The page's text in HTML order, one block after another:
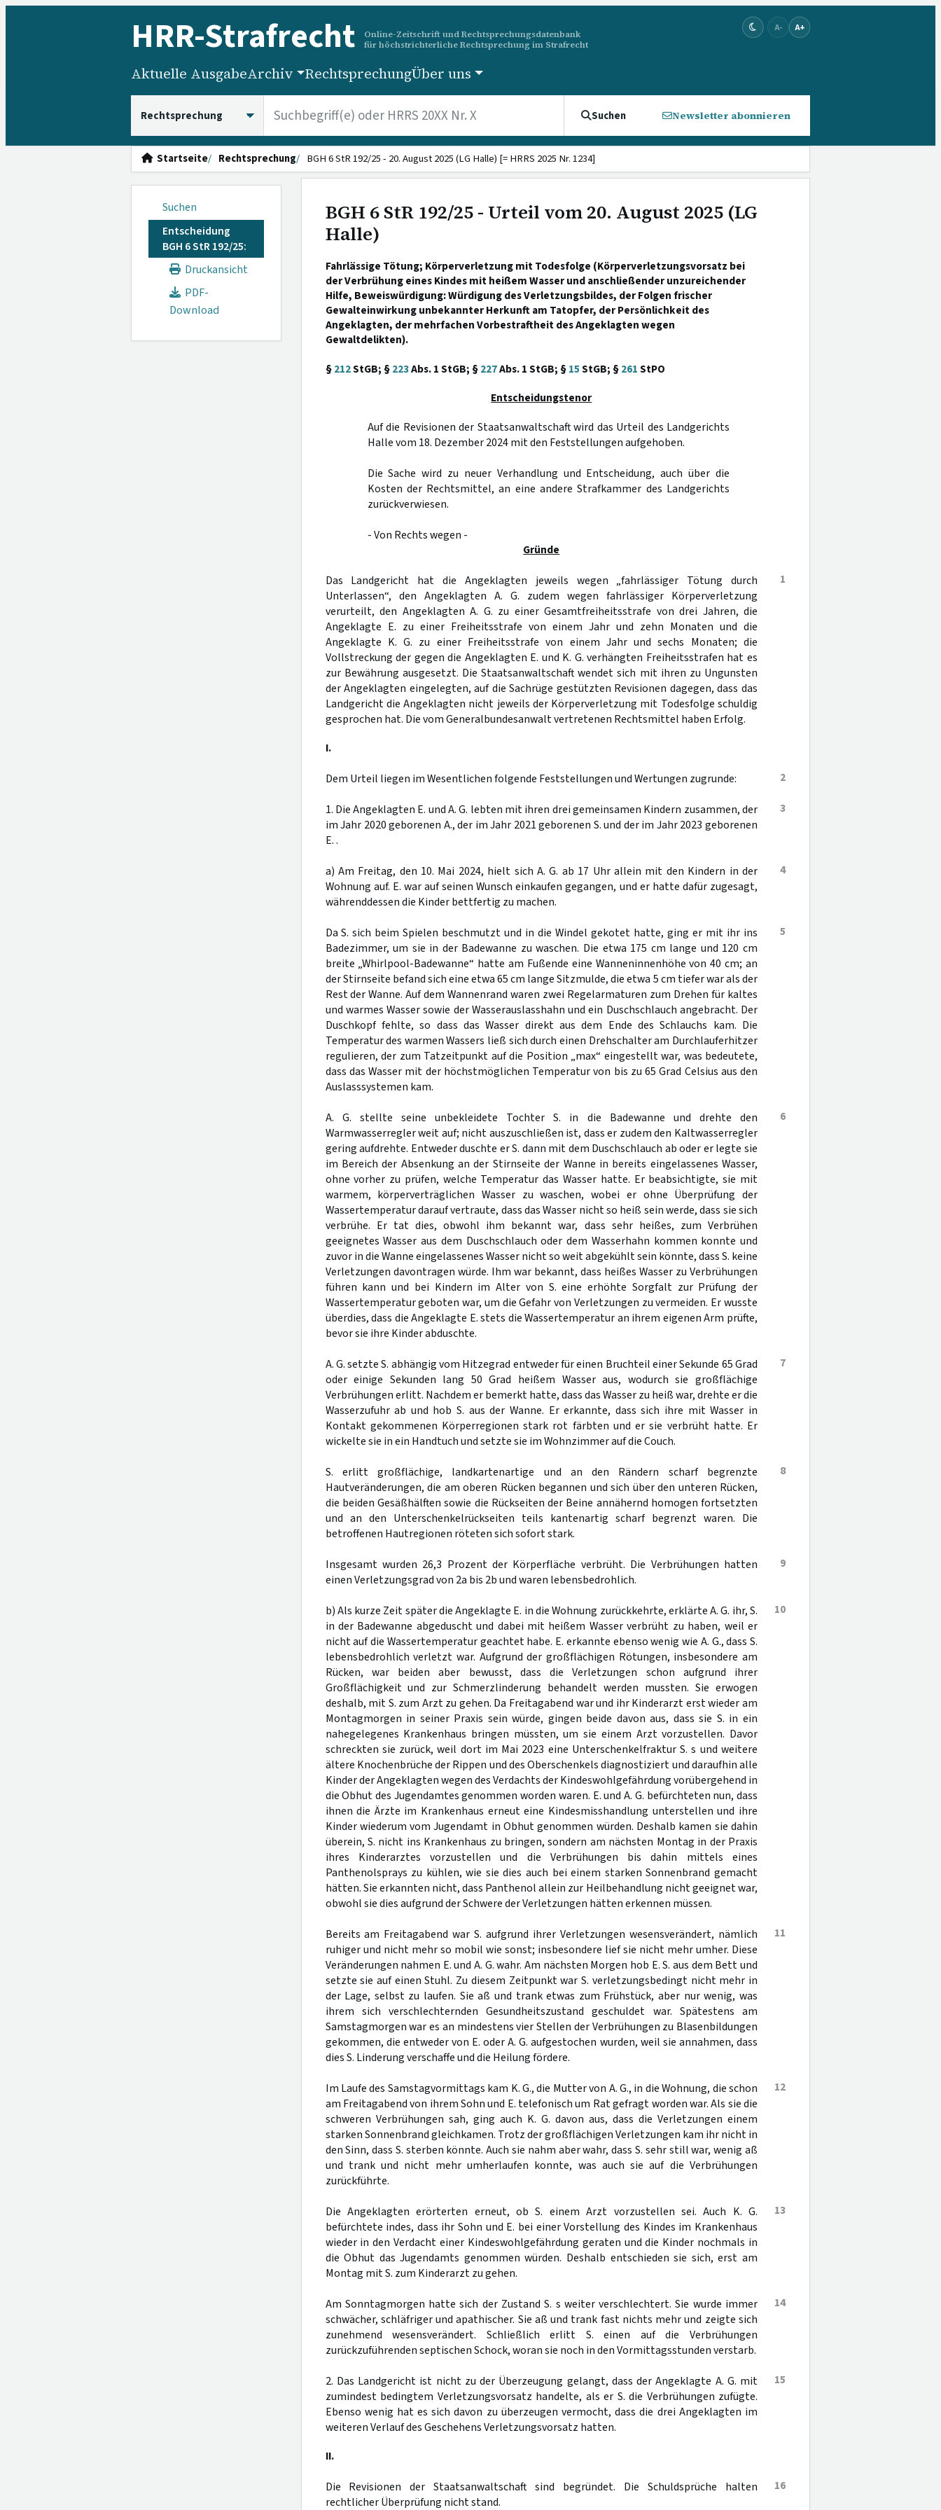
HRR-Strafrecht
Online-Zeitschrift und Rechtsprechungsdatenbank
für höchstrichterliche Rechtsprechung im Strafrecht
A- A+
Aktuelle AusgabeArchiv RechtsprechungÜber uns
Suchen Newsletter abonnieren
Startseite Rechtsprechung BGH 6 StR 192/25 - 20. August 2025 (LG Halle) [= HRRS 2025 Nr. 1234]
Suchen
Entscheidung
BGH 6 StR 192/25:
Druckansicht
PDF-
Download
BGH 6 StR 192/25 - Urteil vom 20. August 2025 (LG
Halle)
Fahrlässige Tötung; Körperverletzung mit Todesfolge (Körperverletzungsvorsatz bei
der Verbrühung eines Kindes mit heißem Wasser und anschließender unzureichender
Hilfe, Beweiswürdigung: Würdigung des Verletzungsbildes, der Folgen frischer
Gewalteinwirkung unbekannter Herkunft am Tatopfer, der Persönlichkeit des
Angeklagten, der mehrfachen Vorbestraftheit des Angeklagten wegen
Gewaltdelikten).
§212StGB; §223Abs. 1 StGB; §227Abs. 1 StGB; §15StGB; §261StPO
Entscheidungstenor
Auf die Revisionen der Staatsanwaltschaft wird das Urteil des Landgerichts
Halle vom 18. Dezember 2024 mit den Feststellungen aufgehoben.
Die Sache wird zu neuer Verhandlung und Entscheidung, auch über die
Kosten der Rechtsmittel, an eine andere Strafkammer des Landgerichts
zurückverwiesen.
- Von Rechts wegen -
Gründe
1
Das Landgericht hat die Angeklagten jeweils wegen „fahrlässiger Tötung durch
Unterlassen“, den Angeklagten A. G. zudem wegen fahrlässiger Körperverletzung
verurteilt, den Angeklagten A. G. zu einer Gesamtfreiheitsstrafe von drei Jahren, die
Angeklagte E. zu einer Freiheitsstrafe von einem Jahr und zehn Monaten und die
Angeklagte K. G. zu einer Freiheitsstrafe von einem Jahr und sechs Monaten; die
Vollstreckung der gegen die Angeklagten E. und K. G. verhängten Freiheitsstrafen hat es
zur Bewährung ausgesetzt. Die Staatsanwaltschaft wendet sich mit ihren zu Ungunsten
der Angeklagten eingelegten, auf die Sachrüge gestützten Revisionen dagegen, dass das
Landgericht die Angeklagten nicht jeweils der Körperverletzung mit Todesfolge schuldig
gesprochen hat. Die vom Generalbundesanwalt vertretenen Rechtsmittel haben Erfolg.
I.
2
Dem Urteil liegen im Wesentlichen folgende Feststellungen und Wertungen zugrunde:
3
1. Die Angeklagten E. und A. G. lebten mit ihren drei gemeinsamen Kindern zusammen, der
im Jahr 2020 geborenen A., der im Jahr 2021 geborenen S. und der im Jahr 2023 geborenen
E. .
4
a) Am Freitag, den 10. Mai 2024, hielt sich A. G. ab 17 Uhr allein mit den Kindern in der
Wohnung auf. E. war auf seinen Wunsch einkaufen gegangen, und er hatte dafür zugesagt,
währenddessen die Kinder bettfertig zu machen.
5
Da S. sich beim Spielen beschmutzt und in die Windel gekotet hatte, ging er mit ihr ins
Badezimmer, um sie in der Badewanne zu waschen. Die etwa 175 cm lange und 120 cm
breite „Whirlpool-Badewanne“ hatte am Fußende eine Wanneninnenhöhe von 40 cm; an
der Stirnseite befand sich eine etwa 65 cm lange Sitzmulde, die etwa 5 cm tiefer war als der
Rest der Wanne. Auf dem Wannenrand waren zwei Regelarmaturen zum Drehen für kaltes
und warmes Wasser sowie der Wasserauslasshahn und ein Duschschlauch angebracht. Der
Duschkopf fehlte, so dass das Wasser direkt aus dem Ende des Schlauchs kam. Die
Temperatur des warmen Wassers ließ sich durch einen Drehschalter am Durchlauferhitzer
regulieren, der zum Tatzeitpunkt auf die Position „max“ eingestellt war, was bedeutete,
dass das Wasser mit der höchstmöglichen Temperatur von bis zu 65 Grad Celsius aus den
Auslasssystemen kam.
6
A. G. stellte seine unbekleidete Tochter S. in die Badewanne und drehte den
Warmwasserregler weit auf; nicht auszuschließen ist, dass er zudem den Kaltwasserregler
gering aufdrehte. Entweder duschte er S. dann mit dem Duschschlauch ab oder er legte sie
im Bereich der Absenkung an der Stirnseite der Wanne in bereits eingelassenes Wasser,
ohne vorher zu prüfen, welche Temperatur das Wasser hatte. Er beabsichtigte, sie mit
warmem, körperverträglichen Wasser zu waschen, wobei er ohne Überprüfung der
Wassertemperatur darauf vertraute, dass das Wasser nicht so heiß sein werde, dass sie sich
verbrühe. Er tat dies, obwohl ihm bekannt war, dass sehr heißes, zum Verbrühen
geeignetes Wasser aus dem Duschschlauch oder dem Wasserhahn kommen konnte und
zuvor in die Wanne eingelassenes Wasser nicht so weit abgekühlt sein könnte, dass S. keine
Verletzungen davontragen würde. Ihm war bekannt, dass heißes Wasser zu Verbrühungen
führen kann und bei Kindern im Alter von S. eine erhöhte Sorgfalt zur Prüfung der
Wassertemperatur geboten war, um die Gefahr von Verletzungen zu vermeiden. Er wusste
überdies, dass die Angeklagte E. stets die Wassertemperatur an ihrem eigenen Arm prüfte,
bevor sie ihre Kinder abduschte.
7
A. G. setzte S. abhängig vom Hitzegrad entweder für einen Bruchteil einer Sekunde 65 Grad
oder einige Sekunden lang 50 Grad heißem Wasser aus, wodurch sie großflächige
Verbrühungen erlitt. Nachdem er bemerkt hatte, dass das Wasser zu heiß war, drehte er die
Wasserzufuhr ab und hob S. aus der Wanne. Er erkannte, dass sich ihre mit Wasser in
Kontakt gekommenen Körperregionen stark rot färbten und er sie verbrüht hatte. Er
wickelte sie in ein Handtuch und setzte sie im Wohnzimmer auf die Couch.
8
S. erlitt großflächige, landkartenartige und an den Rändern scharf begrenzte
Hautveränderungen, die am oberen Rücken begannen und sich über den unteren Rücken,
die beiden Gesäßhälften sowie die Rückseiten der Beine annähernd homogen fortsetzten
und an den Unterschenkelrückseiten teils kantenartig scharf begrenzt waren. Die
betroffenen Hautregionen röteten sich sofort stark.
9
Insgesamt wurden 26,3 Prozent der Körperfläche verbrüht. Die Verbrühungen hatten
einen Verletzungsgrad von 2a bis 2b und waren lebensbedrohlich.
10
b) Als kurze Zeit später die Angeklagte E. in die Wohnung zurückkehrte, erklärte A. G. ihr, S.
in der Badewanne abgeduscht und dabei mit heißem Wasser verbrüht zu haben, weil er
nicht auf die Wassertemperatur geachtet habe. E. erkannte ebenso wenig wie A. G., dass S.
lebensbedrohlich verletzt war. Aufgrund der großflächigen Rötungen, insbesondere am
Rücken, war beiden aber bewusst, dass die Verletzungen schon aufgrund ihrer
Großflächigkeit und zur Schmerzlinderung behandelt werden mussten. Sie erwogen
deshalb, mit S. zum Arzt zu gehen. Da Freitagabend war und ihr Kinderarzt erst wieder am
Montagmorgen in seiner Praxis sein würde, gingen beide davon aus, dass sie S. in ein
nahegelegenes Krankenhaus bringen müssten, um sie einem Arzt vorzustellen. Davor
schreckten sie zurück, weil dort im Mai 2023 eine Unterschenkelfraktur S. s und weitere
ältere Knochenbrüche der Rippen und des Oberschenkels diagnostiziert und daraufhin alle
Kinder der Angeklagten wegen des Verdachts der Kindeswohlgefährdung vorübergehend in
die Obhut des Jugendamtes genommen worden waren. E. und A. G. befürchteten nun, dass
ihnen die Ärzte im Krankenhaus erneut eine Kindesmisshandlung unterstellen und ihre
Kinder wiederum vom Jugendamt in Obhut genommen würden. Deshalb kamen sie dahin
überein, S. nicht ins Krankenhaus zu bringen, sondern am nächsten Montag in der Praxis
ihres Kinderarztes vorzustellen und die Verbrühungen bis dahin mittels eines
Panthenolsprays zu kühlen, wie sie dies auch bei einem starken Sonnenbrand gemacht
hätten. Sie erkannten nicht, dass Panthenol allein zur Heilbehandlung nicht geeignet war,
obwohl sie dies aufgrund der Schwere der Verletzungen hätten erkennen müssen.
11
Bereits am Freitagabend war S. aufgrund ihrer Verletzungen wesensverändert, nämlich
ruhiger und nicht mehr so mobil wie sonst; insbesondere lief sie nicht mehr umher. Diese
Veränderungen nahmen E. und A. G. wahr. Am nächsten Morgen hob E. S. aus dem Bett und
setzte sie auf einen Stuhl. Zu diesem Zeitpunkt war S. verletzungsbedingt nicht mehr in
der Lage, selbst zu laufen. Sie aß und trank etwas zum Frühstück, aber nur wenig, was
ihrem sich verschlechternden Gesundheitszustand geschuldet war. Spätestens am
Samstagmorgen war es an mindestens vier Stellen der Verbrühungen zu Blasenbildungen
gekommen, die entweder von E. oder A. G. aufgestochen wurden, weil sie annahmen, dass
dies S. Linderung verschaffe und die Heilung fördere.
12
Im Laufe des Samstagvormittags kam K. G., die Mutter von A. G., in die Wohnung, die schon
am Freitagabend von ihrem Sohn und E. telefonisch um Rat gefragt worden war. Als sie die
schweren Verbrühungen sah, ging auch K. G. davon aus, dass die Verletzungen einem
starken Sonnenbrand gleichkamen. Trotz der großflächigen Verletzungen kam ihr nicht in
den Sinn, dass S. sterben könnte. Auch sie nahm aber wahr, dass S. sehr still war, wenig aß
und trank und nicht mehr umherlaufen konnte, was auch sie auf die Verbrühungen
zurückführte.
13
Die Angeklagten erörterten erneut, ob S. einem Arzt vorzustellen sei. Auch K. G.
befürchtete indes, dass ihr Sohn und E. bei einer Vorstellung des Kindes im Krankenhaus
wieder in den Verdacht einer Kindeswohlgefährdung geraten und die Kinder nochmals in
die Obhut das Jugendamts genommen würden. Deshalb entschieden sie sich, erst am
Montag mit S. zum Kinderarzt zu gehen.
14
Am Sonntagmorgen hatte sich der Zustand S. s weiter verschlechtert. Sie wurde immer
schwächer, schläfriger und apathischer. Sie aß und trank fast nichts mehr und zeigte sich
zunehmend wesensverändert. Schließlich erlitt S. einen auf die Verbrühungen
zurückzuführenden septischen Schock, woran sie noch in den Vormittagsstunden verstarb.
15
2. Das Landgericht ist nicht zu der Überzeugung gelangt, dass der Angeklagte A. G. mit
zumindest bedingtem Verletzungsvorsatz handelte, als er S. die Verbrühungen zufügte.
Ebenso wenig hat es sich davon zu überzeugen vermocht, dass die drei Angeklagten im
weiteren Verlauf des Geschehens Verletzungsvorsatz hatten.
II.
16
Die Revisionen der Staatsanwaltschaft sind begründet. Die Schuldsprüche halten
rechtlicher Überprüfung nicht stand.